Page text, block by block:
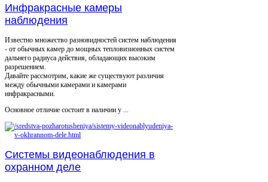
Инфракрасные камеры
наблюдения
Известно множество разновидностей систем наблюдения
- от обычных камер до мощных тепловизионных систем
дальнего радиуса действия, обладающих высоким
разрешением.
Давайте рассмотрим, какие же существуют различия
между обычными камерами и камерами
инфракрасными.
Основное отличие состоит в наличии у ...
Системы видеонаблюдения в
охранном деле